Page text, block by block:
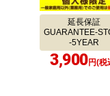
延長保証
GUARANTEE-
-5YEAR
3,900円(税